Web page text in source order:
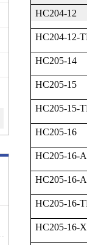
HC204-12
HC204-12-
HC205-14
HC205-15
HC205-15-
HC205-16
HC205-16-
HC205-16-
HC205-16-
HC205-16-